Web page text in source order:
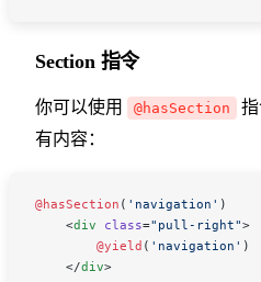
Section 指令
你可以使用 @hasSection
有内容：
@hasSection ( 'navigation' )
    <
div class="pull-right">
        @yield
( 'navigation' )
    </
div>